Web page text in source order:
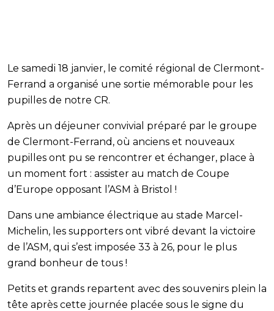
Le samedi 18 janvier, le comité régional de Clermont-
Ferrand a organisé une sortie mémorable pour les
pupilles de notre CR.
Après un déjeuner convivial préparé par le groupe
de Clermont-Ferrand, où anciens et nouveaux
pupilles ont pu se rencontrer et échanger, place à
un moment fort : assister au match de Coupe
d’Europe opposant l’ASM à Bristol !
Dans une ambiance électrique au stade Marcel-
Michelin, les supporters ont vibré devant la victoire
de l’ASM, qui s’est imposée 33 à 26, pour le plus
grand bonheur de tous !
Petits et grands repartent avec des souvenirs plein la
tête après cette journée placée sous le signe du